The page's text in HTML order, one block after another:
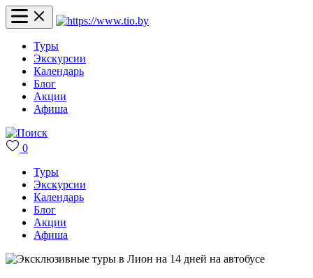
Туры
Экскурсии
Календарь
Блог
Акции
Афиша
0
Туры
Экскурсии
Календарь
Блог
Акции
Афиша